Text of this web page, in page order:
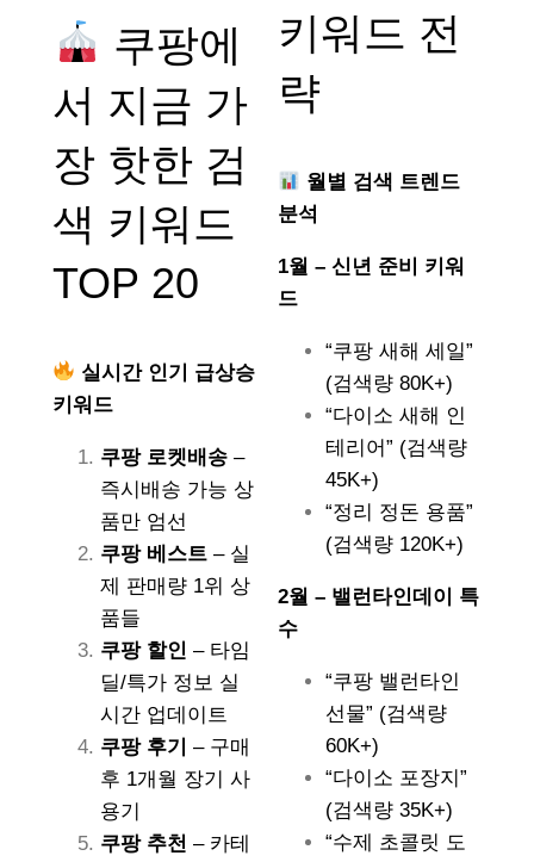
쿠팡에
서 지금 가
장 핫한 검
색 키워드
TOP 20
실시간 인기 급상승
키워드
쿠팡 로켓배송 –
즉시배송 가능 상
품만 엄선
쿠팡 베스트 – 실
제 판매량 1위 상
품들
쿠팡 할인 – 타임
딜/특가 정보 실
시간 업데이트
쿠팡 후기
– 구매
후 1개월 장기 사
용기
쿠팡 추천 – 카테
키워드 전
략
월별 검색 트렌드
분석
1월 – 신년 준비 키워
드
“쿠팡 새해 세일”
(검색량 80K+)
“다이소 새해 인
테리어” (검색량
45K+)
“정리 정돈 용품”
(검색량 120K+)
2월 – 밸런타인데이 특
수
“쿠팡 밸런타인
선물” (검색량
60K+)
“다이소 포장지”
(검색량 35K+)
“수제 초콜릿 도